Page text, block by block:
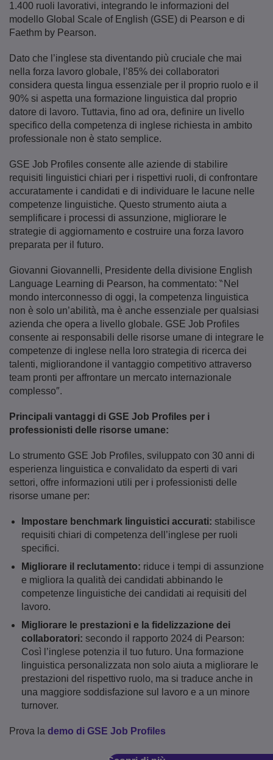
1.400 ruoli lavorativi, integrando le informazioni del
modello Global Scale of English (GSE) di Pearson e di
Faethm by Pearson.
Dato che l’inglese sta diventando più cruciale che mai
nella forza lavoro globale, l’85% dei collaboratori
considera questa lingua essenziale per il proprio ruolo e il
90% si aspetta una formazione linguistica dal proprio
datore di lavoro. Tuttavia, fino ad ora, definire un livello
specifico della competenza di inglese richiesta in ambito
professionale non è stato semplice.
GSE Job Profiles consente alle aziende di stabilire
requisiti linguistici chiari per i rispettivi ruoli, di confrontare
accuratamente i candidati e di individuare le lacune nelle
competenze linguistiche. Questo strumento aiuta a
semplificare i processi di assunzione, migliorare le
strategie di aggiornamento e costruire una forza lavoro
preparata per il futuro.
Giovanni Giovannelli, Presidente della divisione English
Language Learning di Pearson, ha commentato: ‶Nel
mondo interconnesso di oggi, la competenza linguistica
non è solo un’abilità, ma è anche essenziale per qualsiasi
azienda che opera a livello globale. GSE Job Profiles
consente ai responsabili delle risorse umane di integrare le
competenze di inglese nella loro strategia di ricerca dei
talenti, migliorandone il vantaggio competitivo attraverso
team pronti per affrontare un mercato internazionale
complesso″.
Principali vantaggi di GSE Job Profiles per i
professionisti delle risorse umane:
Lo strumento GSE Job Profiles, sviluppato con 30 anni di
esperienza linguistica e convalidato da esperti di vari
settori, offre informazioni utili per i professionisti delle
risorse umane per:
Impostare benchmark linguistici accurati: stabilisce
requisiti chiari di competenza dell’inglese per ruoli
specifici.
Migliorare il reclutamento: riduce i tempi di assunzione
e migliora la qualità dei candidati abbinando le
competenze linguistiche dei candidati ai requisiti del
lavoro.
Migliorare le prestazioni e la fidelizzazione dei
collaboratori: secondo il rapporto 2024 di Pearson:
Così l’inglese potenzia il tuo futuro. Una formazione
linguistica personalizzata non solo aiuta a migliorare le
prestazioni del rispettivo ruolo, ma si traduce anche in
una maggiore soddisfazione sul lavoro e a un minore
turnover.
Prova la demo di GSE Job Profiles